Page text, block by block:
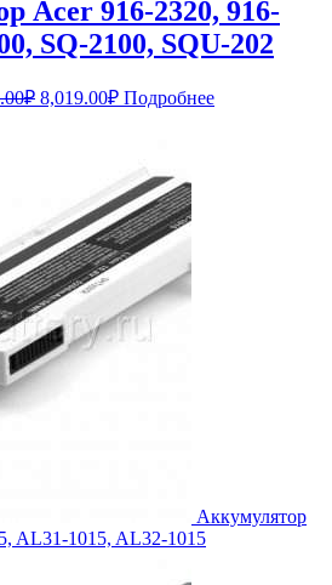
Acer 916-2320, 916-
SQ-2100, SQU-202
₽ Первоначальная
8,019.00₽Текущая
Подробнее
Аккумулятор
AL31-1015, AL32-1015